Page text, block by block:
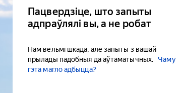
Пацвердзіце, што запыты
адпраўлялі вы, а не робат
Нам вельмі шкада, але запыты з вашай
прылады падобныя да аўтаматычных.
Чаму
гэта магло адбыцца?